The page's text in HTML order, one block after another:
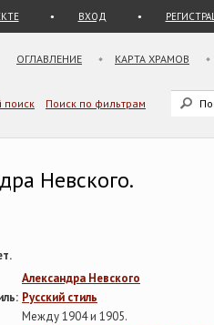
ВХОД
ОГЛАВЛЕНИЕ КАРТА ХРАМОВ
поиск Поиск по фильтрам
Невского.
Александра Невского
Русский стиль
Между 1904 и 1905.